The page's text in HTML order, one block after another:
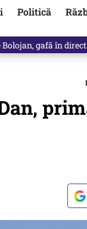
Politică
facem treaba